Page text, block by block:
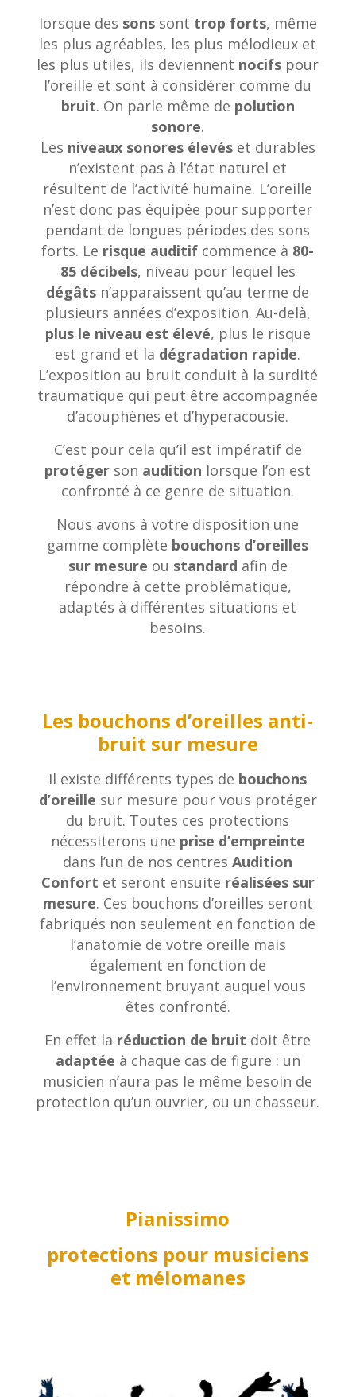
lorsque des sonssont trop forts, même
les plus agréables, les plus mélodieux et
les plus utiles, ils deviennent nocifs pour
l’oreille et sont à considérer comme du
bruit. On parle même de polution
sonore.
Les niveaux sonores élevéset durables
n’existent pas à l’état naturel et
résultent de l’activité humaine. L’oreille
n’est donc pas équipée pour supporter
pendant de longues périodes des sons
forts. Le risque auditif commence à 80-
85 décibels, niveau pour lequel les
dégâts n’apparaissent qu’au terme de
plusieurs années d’exposition. Au-delà,
plus le niveau est élevé, plus le risque
est grand et la dégradation rapide.
L’exposition au bruit conduit à la surdité
traumatique qui peut être accompagnée
d’acouphènes et d’hyperacousie.
C’est pour cela qu’il est impératif de
protéger son audition lorsque l’on est
confronté à ce genre de situation.
Nous avons à votre disposition une
gamme complète bouchons d’oreilles
sur mesure ou standard afin de
répondre à cette problématique,
adaptés à différentes situations et
besoins.
Les bouchons d’oreilles anti-
bruit sur mesure
Il existe différents types de bouchons
d’oreille sur mesure pour vous protéger
du bruit. Toutes ces protections
nécessiterons une prise d’empreinte
dans l’un de nos centresAudition
Confort et seront ensuite réalisées sur
mesure. Ces bouchons d’oreilles seront
fabriqués non seulement en fonction de
l’anatomie de votre oreille mais
également en fonction de
l’environnement bruyant auquel vous
êtes confronté.
En effet la réduction de bruit doit être
adaptée à chaque cas de figure : un
musicien n’aura pas le même besoin de
protection qu’un ouvrier, ou un chasseur.
Pianissimo
protections pour musiciens
et mélomanes